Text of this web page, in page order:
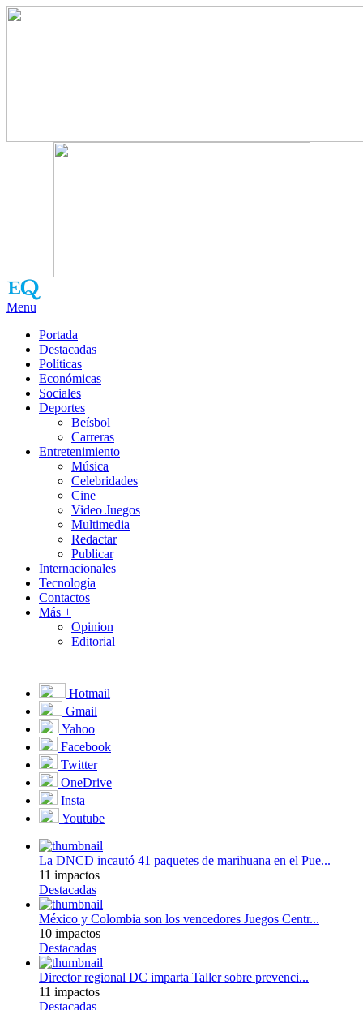
Menu
Portada
Destacadas
Políticas
Económicas
Sociales
Deportes
Beísbol
Carreras
Entretenimiento
Música
Celebridades
Cine
Video Juegos
Multimedia
Redactar
Publicar
Internacionales
Tecnología
Contactos
Más +
Opinion
Editorial
Hotmail
Gmail
Yahoo
Facebook
Twitter
OneDrive
Insta
Youtube
La DNCD incautó 41 paquetes de marihuana en el Pue...
11 impactos
Destacadas
México y Colombia son los vencedores Juegos Centr...
10 impactos
Destacadas
Director regional DC imparta Taller sobre prevenci...
11 impactos
Destacadas